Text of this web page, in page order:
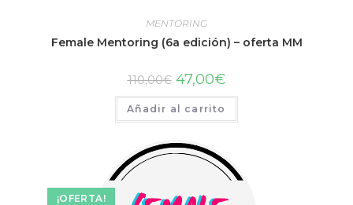
MENTORING
Female Mentoring (6a edición) – oferta MM
110,00€ 47,00€
Añadir al carrito
¡OFERTA!